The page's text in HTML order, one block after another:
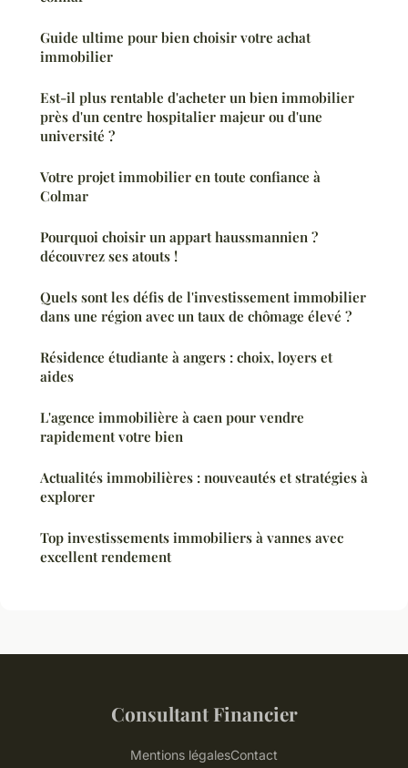
Guide ultime pour bien choisir votre achat
immobilier
Est-il plus rentable d'acheter un bien immobilier
près d'un centre hospitalier majeur ou d'une
université ?
Votre projet immobilier en toute confiance à
Colmar
Pourquoi choisir un appart haussmannien ?
découvrez ses atouts !
Quels sont les défis de l'investissement immobilier
dans une région avec un taux de chômage élevé ?
Résidence étudiante à angers : choix, loyers et
aides
L'agence immobilière à caen pour vendre
rapidement votre bien
Actualités immobilières : nouveautés et stratégies à
explorer
Top investissements immobiliers à vannes avec
excellent rendement
Consultant Financier
Mentions légalesContact